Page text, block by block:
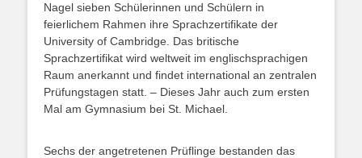
Nagel sieben Schülerinnen und Schülern in
feierlichem Rahmen ihre Sprachzertifikate der
University of Cambridge. Das britische
Sprachzertifikat wird weltweit im englischsprachigen
Raum anerkannt und findet international an zentralen
Prüfungstagen statt. – Dieses Jahr auch zum ersten
Mal am Gymnasium bei St. Michael.
Sechs der angetretenen Prüflinge bestanden das